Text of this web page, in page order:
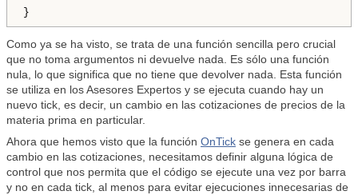
}
Como ya se ha visto, se trata de una función sencilla pero crucial
que no toma argumentos ni devuelve nada. Es sólo una función
nula, lo que significa que no tiene que devolver nada. Esta función
se utiliza en los Asesores Expertos y se ejecuta cuando hay un
nuevo tick, es decir, un cambio en las cotizaciones de precios de la
materia prima en particular.
Ahora que hemos visto que la función OnTick se genera en cada
cambio en las cotizaciones, necesitamos definir alguna lógica de
control que nos permita que el código se ejecute una vez por barra
y no en cada tick, al menos para evitar ejecuciones innecesarias de